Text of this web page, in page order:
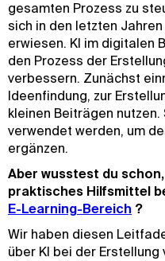
gesamten Prozess zu
sich in den letzten
erwiesen. KI im digitalen
den Prozess der
verbessern. Zunächst
Ideenfindung, zur
kleinen Beiträgen
verwendet werden, um
ergänzen.
Aber wusstest du
praktisches Hilfsmittel
E-Learning-Bereich ?
Wir haben diesen
über KI bei der